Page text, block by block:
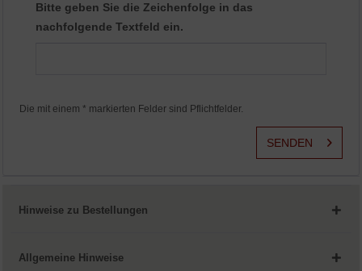
Bitte geben Sie die Zeichenfolge in das
nachfolgende Textfeld ein.
Die mit einem * markierten Felder sind Pflichtfelder.
SENDEN
Hinweise zu Bestellungen
Allgemeine Hinweise